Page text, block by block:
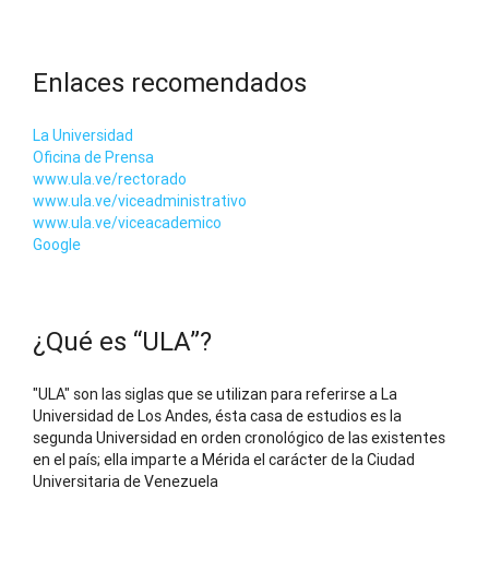
Enlaces recomendados
La Universidad
Oficina de Prensa
www.ula.ve/rectorado
www.ula.ve/viceadministrativo
www.ula.ve/viceacademico
Google
¿Qué es “ULA”?
"ULA" son las siglas que se utilizan para referirse a La
Universidad de Los Andes, ésta casa de estudios es la
segunda Universidad en orden cronológico de las existentes
en el país; ella imparte a Mérida el carácter de la Ciudad
Universitaria de Venezuela